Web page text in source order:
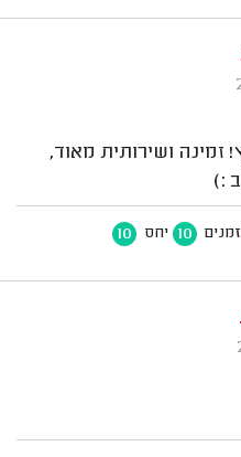
זמינה ושירותית מאוד,
:)
זמנים 10 יחס 10